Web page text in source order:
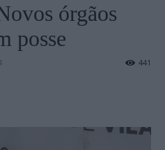
órgãos
posse
441